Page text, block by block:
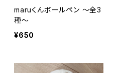
maruくんボールペン 〜全3
種〜
¥650